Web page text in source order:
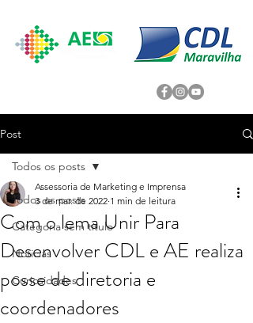
Post
Todos os posts
Categoria sem título
Noticias
Curiosidades
Todos os posts
Com o lema Unir Para
Desenvolver CDL e AE realiza
posse de diretoria e
coordenadores
Assessoria de Marketing e Imprensa
3 de mar. de 2022 1 min de leitura